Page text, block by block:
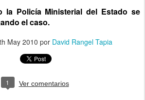
la Policía Ministerial del Estado se
el caso.
May 2010 por David Rangel Tapia
1 Ver comentarios